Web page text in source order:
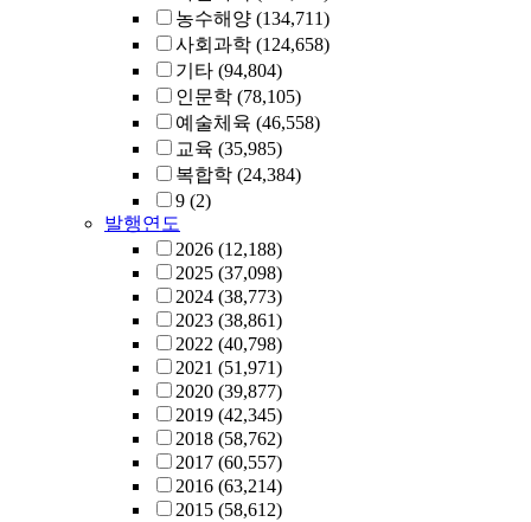
농수해양 (134,711)
사회과학 (124,658)
기타 (94,804)
인문학 (78,105)
예술체육 (46,558)
교육 (35,985)
복합학 (24,384)
9 (2)
발행연도
2026 (12,188)
2025 (37,098)
2024 (38,773)
2023 (38,861)
2022 (40,798)
2021 (51,971)
2020 (39,877)
2019 (42,345)
2018 (58,762)
2017 (60,557)
2016 (63,214)
2015 (58,612)